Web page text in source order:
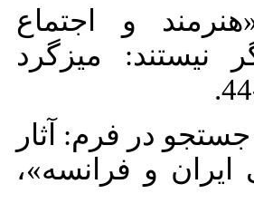
عاطفه. (1350). «هنرمند و اجتماع
نیستند: میزگرد
«تزیین و جستجو در فرم: آثار
ایران و فرانسه»،